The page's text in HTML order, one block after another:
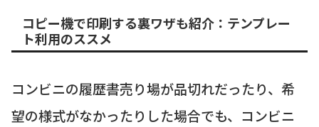
コピー機で印刷する裏ワザも紹介：テンプレー
ト利用のススメ
コンビニの履歴書売り場が品切れだったり、希
望の様式がなかったりした場合でも、コンビニ